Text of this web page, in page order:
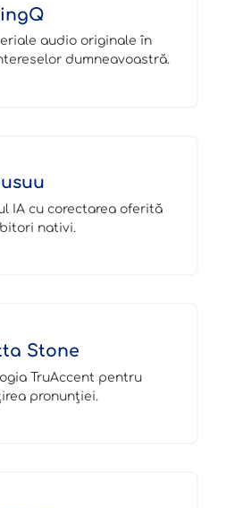
audio originale în
dumneavoastră.
IA cu corectarea oferită
nativi.
Stone
TruAccent pentru
pronunției.